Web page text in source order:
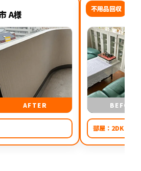
A様
AFTER
不用品回収
BEFORE
部屋： 2DK